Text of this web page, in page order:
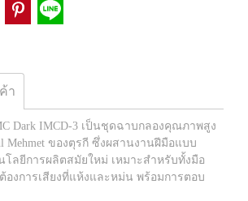
า
Dark IMCD-3 เป็นชุดฉาบกลองคุณภาพสูง
Mehmet ของตุรกี ซึ่งผสานงานฝีมือแบบ
โลยีการผลิตสมัยใหม่ เหมาะสำหรับทั้งมือ
งการเสียงที่แห้งและหม่น พร้อมการตอบ